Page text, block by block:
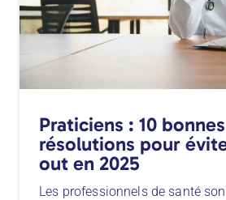
Praticiens : 10 bonnes
résolutions pour
out en 2025
Les professionnels de santé